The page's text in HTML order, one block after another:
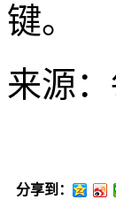
键。
来源
分享到：